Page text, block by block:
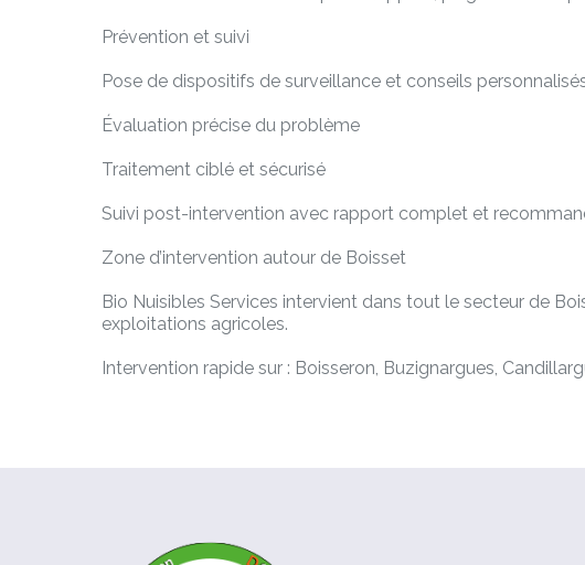
Prévention et suivi
Pose de dispositifs de surveillance et conseils
Évaluation précise du problème
Traitement ciblé et sécurisé
Suivi post-intervention avec rapport complet et
Zone d’intervention autour de Boisset
Bio Nuisibles Services intervient dans tout le secteur de
exploitations agricoles.
Intervention rapide sur : Boisseron, Buzignargues,